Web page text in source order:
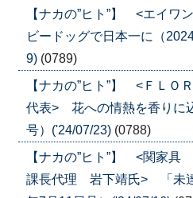
【ナカの”ヒト”】 <エイ
ビードッグで日本一に（
9) (0789)
【ナカの”ヒト”】 <ＦＬ
代表> 花への情熱を香りに
号）('24/07/23) (0788)
【ナカの”ヒト”】 <関家具
課長代理 岩下靖氏> 「未